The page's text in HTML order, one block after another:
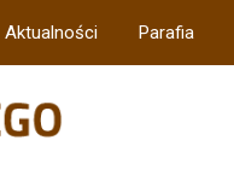
Aktualności Parafia